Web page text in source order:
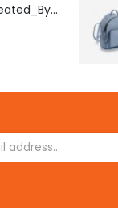
[X503248Z]_Created_By_FB